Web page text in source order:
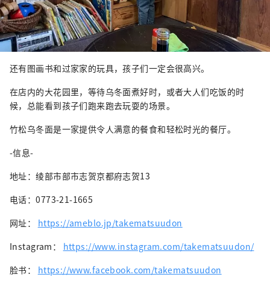
还有图画书和过家家的玩具，孩子们一定会很高兴。
在店内的大花园里，等待乌冬面煮好时，或者大人们吃饭的时
候，总能看到孩子们跑来跑去玩耍的场景。
竹松乌冬面是一家提供令人满意的餐食和轻松时光的餐厅。
-信息-
地址：绫部市部市志贺京都府志贺13
电话：0773-21-1665
网址： https://ameblo.jp/takematsuudon
Instagram： https://www.instagram.com/takematsuudon/
脸书： https://www.facebook.com/takematsuudon